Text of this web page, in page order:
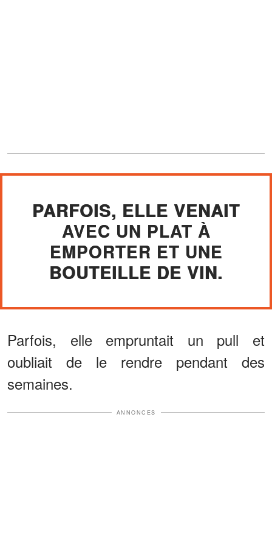
PARFOIS, ELLE VENAIT
AVEC UN PLAT À
EMPORTER ET UNE
BOUTEILLE DE VIN.
Parfois, elle empruntait un pull et
oubliait de le rendre pendant des
semaines.
ANNONCES